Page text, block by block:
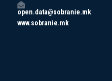
open.data@sobranie.mk
www.sobranie.mk